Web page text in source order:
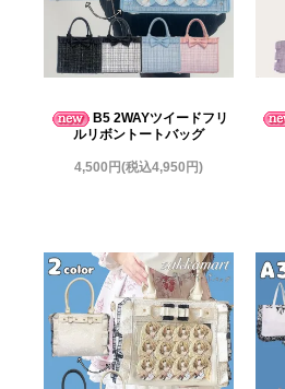
B5 2WAYツイードフリ
ルリボントートバッグ
4,500円(税込4,950円)